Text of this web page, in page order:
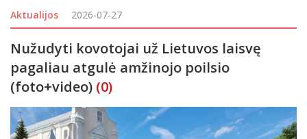
atvaizduojančiu piešiniu: nendrėmis ir vandens lelijų lapais, o
Laibgaliuose stiklines stot
Aktualijos 2026-07-27
Nužudyti kovotojai už Lietuvos laisvę
pagaliau atgulė amžinojo poilsio
(foto+video) (0)